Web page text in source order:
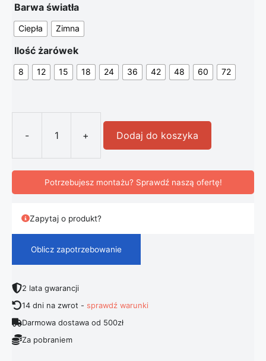
Barwa światła
Ciepła Zimna
Ilość żarówek
8 12 15 18 24 36 42 48 60 72
-
ilość Nowoczesna Lampa Wisząca
+ Dodaj do koszyka
Potrzebujesz montażu? Sprawdź naszą ofertę!
Zapytaj o produkt?
Oblicz zapotrzebowanie
2 lata gwarancji
14 dni na zwrot -sprawdź warunki
Darmowa dostawa od 500zł
Za pobraniem